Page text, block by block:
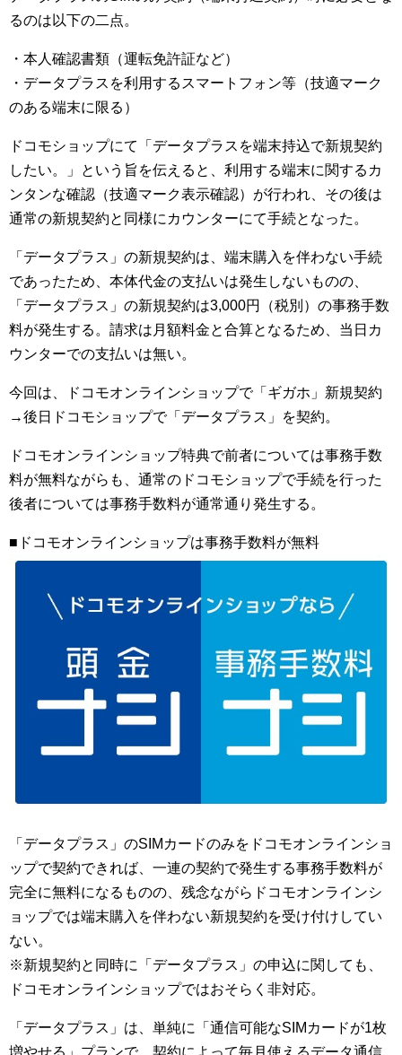
るのは以下の二点。
・本人確認書類（運転免許証など）
・データプラスを利用するスマートフォン等（技適マーク
のある端末に限る）
ドコモショップにて「データプラスを端末持込で新規契約
したい。」という旨を伝えると、利用する端末に関するカ
ンタンな確認（技適マーク表示確認）が行われ、その後は
通常の新規契約と同様にカウンターにて手続となった。
「データプラス」の新規契約は、端末購入を伴わない手続
であったため、本体代金の支払いは発生しないものの、
「データプラス」の新規契約は3,000円（税別）の事務手数
料が発生する。請求は月額料金と合算となるため、当日カ
ウンターでの支払いは無い。
今回は、ドコモオンラインショップで「ギガホ」新規契約
→後日ドコモショップで「データプラス」を契約。
ドコモオンラインショップ特典で前者については事務手数
料が無料ながらも、通常のドコモショップで手続を行った
後者については事務手数料が通常通り発生する。
■ドコモオンラインショップは事務手数料が無料
「データプラス」のSIMカードのみをドコモオンラインショ
ップで契約できれば、一連の契約で発生する事務手数料が
完全に無料になるものの、残念ながらドコモオンラインシ
ョップでは端末購入を伴わない新規契約を受け付けしてい
ない。
※新規契約と同時に「データプラス」の申込に関しても、
ドコモオンラインショップではおそらく非対応。
「データプラス」は、単純に「通信可能なSIMカードが1枚